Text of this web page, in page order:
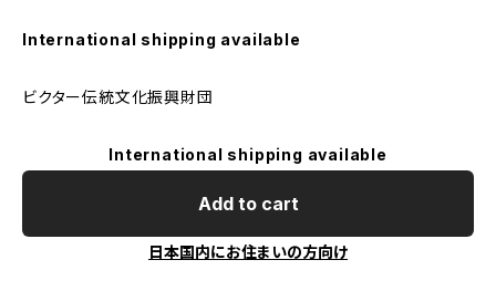
International shipping available
ビクター伝統文化振興財団
International shipping available
Add to cart
日本国内にお住まいの方向け